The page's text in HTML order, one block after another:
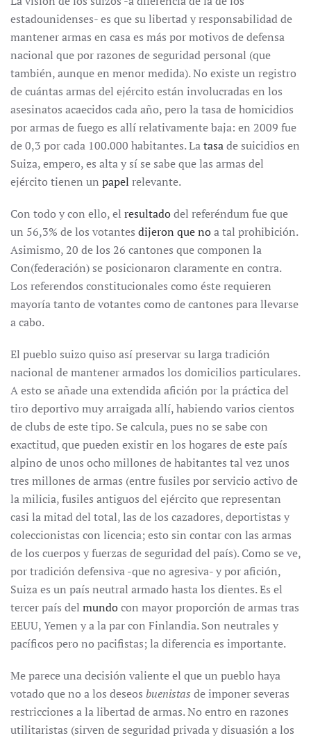
estadounidenses- es que su libertad y responsabilidad de
mantener armas en casa es más por motivos de defensa
nacional que por razones de seguridad personal (que
también, aunque en menor medida). No existe un registro
de cuántas armas del ejército están involucradas en los
asesinatos acaecidos cada año, pero la tasa de homicidios
por armas de fuego es allí relativamente baja: en 2009 fue
de 0,3 por cada 100.000 habitantes. Latasade suicidios en
Suiza, empero, es alta y sí se sabe que las armas del
ejército tienen un papel relevante.
Con todo y con ello, el resultadodel referéndum fue que
un 56,3% de los votantes dijeron que noa tal prohibición.
Asimismo, 20 de los 26 cantones que componen la
Con(federación) se posicionaron claramente en contra.
Los referendos constitucionales como éste requieren
mayoría tanto de votantes como de cantones para llevarse
a cabo.
El pueblo suizo quiso así preservar su larga tradición
nacional de mantener armados los domicilios particulares.
A esto se añade una extendida afición por la práctica del
tiro deportivo muy arraigada allí, habiendo varios cientos
de clubs de este tipo. Se calcula, pues no se sabe con
exactitud, que pueden existir en los hogares de este país
alpino de unos ocho millones de habitantes tal vez unos
tres millones de armas (entre fusiles por servicio activo de
la milicia, fusiles antiguos del ejército que representan
casi la mitad del total, las de los cazadores, deportistas y
coleccionistas con licencia; esto sin contar con las armas
de los cuerpos y fuerzas de seguridad del país). Como se ve,
por tradición defensiva -que no agresiva- y por afición,
Suiza es un país neutral armado hasta los dientes. Es el
tercer país del mundocon mayor proporción de armas tras
EEUU, Yemen y a la par con Finlandia. Son neutrales y
pacíficos pero no pacifistas; la diferencia es importante.
Me parece una decisión valiente el que un pueblo haya
votado que no a los deseos buenistas de imponer severas
restricciones a la libertad de armas. No entro en razones
utilitaristas (sirven de seguridad privada y disuasión a los